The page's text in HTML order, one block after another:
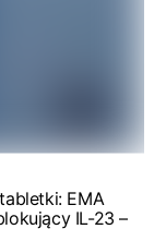
EMA
IL-23 –